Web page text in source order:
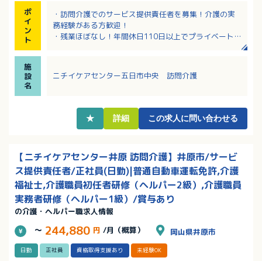
ポ
イ
ン
ト
・訪問介護でのサービス提供責任者を募集！介護の実
務経験がある方歓迎！
・残業ほぼなし！年間休日110日以上でプライベートも
・早朝、夜間の出勤には別途手当あり！その他各種手
取得支援あり！
・教育・研修制度が充実しておりキャリアアップが目
施
設
名
ニチイケアセンター五日市中央 訪問介護
★ 詳細 この求人に問い合わせる
【ニチイケアセンター井原 訪問介護】井原市/サービ
ス提供責任者/正社員(日勤)|普通自動車運転免許,介護
福祉士,介護職員初任者研修（ヘルパー2級）,介護職員
実務者研修（ヘルパー1級）/賞与あり
の介護・ヘルパー職求人情報
～ 244,880 円 /月（概算） 岡山県井原市
日勤 正社員 資格取得支援あり 未経験OK